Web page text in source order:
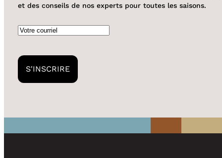
et des conseils de nos experts pour toutes les saisons.
Courriel